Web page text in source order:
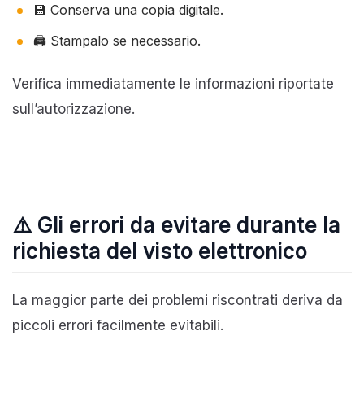
💾 Conserva una copia digitale.
🖨️ Stampalo se necessario.
Verifica immediatamente le informazioni riportate
sull’autorizzazione.
⚠️ Gli errori da evitare durante la
richiesta del visto elettronico
La maggior parte dei problemi riscontrati deriva da
piccoli errori facilmente evitabili.